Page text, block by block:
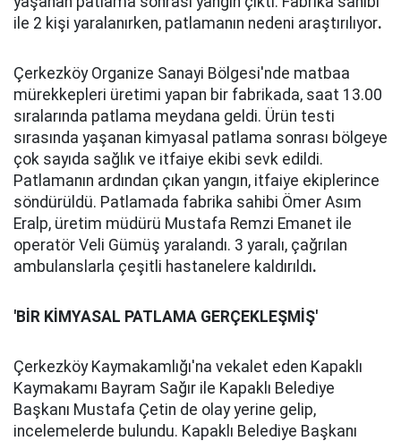
ile 2 kişi yaralanırken, patlamanın nedeni araştırılıyor.
Çerkezköy Organize Sanayi Bölgesi'nde matbaa
mürekkepleri üretimi yapan bir fabrikada, saat 13.00
sıralarında patlama meydana geldi. Ürün testi
sırasında yaşanan kimyasal patlama sonrası bölgeye
çok sayıda sağlık ve itfaiye ekibi sevk edildi.
Patlamanın ardından çıkan yangın, itfaiye ekiplerince
söndürüldü. Patlamada fabrika sahibi Ömer Asım
Eralp, üretim müdürü Mustafa Remzi Emanet ile
operatör Veli Gümüş yaralandı. 3 yaralı, çağrılan
ambulanslarla çeşitli hastanelere kaldırıldı.
'BİR KİMYASAL PATLAMA GERÇEKLEŞMİŞ'
Çerkezköy Kaymakamlığı'na vekalet eden Kapaklı
Kaymakamı Bayram Sağır ile Kapaklı Belediye
Başkanı Mustafa Çetin de olay yerine gelip,
incelemelerde bulundu. Kapaklı Belediye Başkanı